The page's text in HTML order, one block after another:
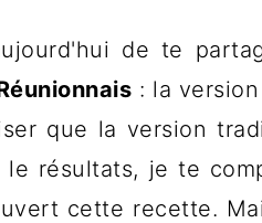
de te
: la version
que la version
le résultats, je te
cette recette.